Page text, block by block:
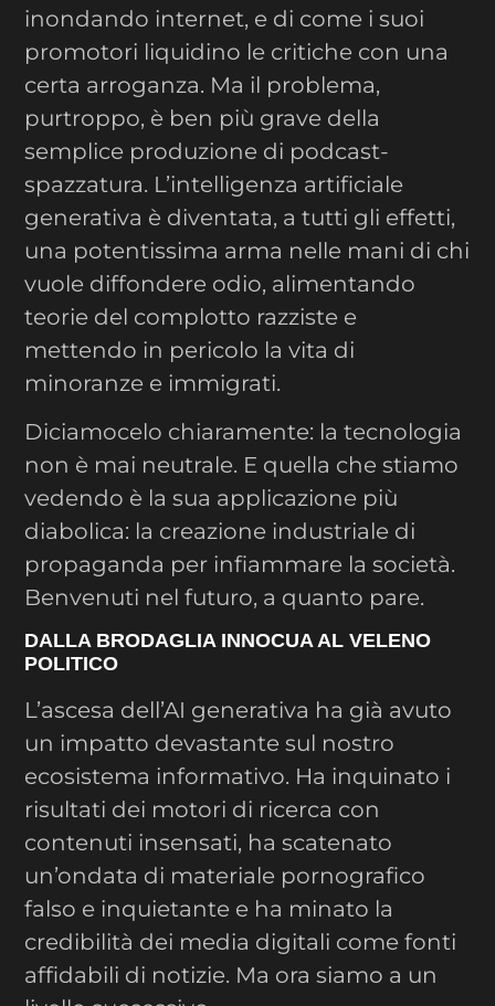
inondando internet, e di come i suoi
promotori liquidino le critiche con una
certa arroganza. Ma il problema,
purtroppo, è ben più grave della
semplice produzione di podcast-
spazzatura. L’intelligenza artificiale
generativa è diventata, a tutti gli effetti,
una potentissima arma nelle mani di chi
vuole diffondere odio, alimentando
teorie del complotto razziste e
mettendo in pericolo la vita di
minoranze e immigrati.
Diciamocelo chiaramente: la tecnologia
non è mai neutrale. E quella che stiamo
vedendo è la sua applicazione più
diabolica: la creazione industriale di
propaganda per infiammare la società.
Benvenuti nel futuro, a quanto pare.
DALLA BRODAGLIA INNOCUA AL VELENO
POLITICO
L’ascesa dell’AI generativa ha già avuto
un impatto devastante sul nostro
ecosistema informativo. Ha inquinato i
risultati dei motori di ricerca con
contenuti insensati, ha scatenato
un’ondata di materiale pornografico
falso e inquietante e ha minato la
credibilità dei media digitali come fonti
affidabili di notizie. Ma ora siamo a un